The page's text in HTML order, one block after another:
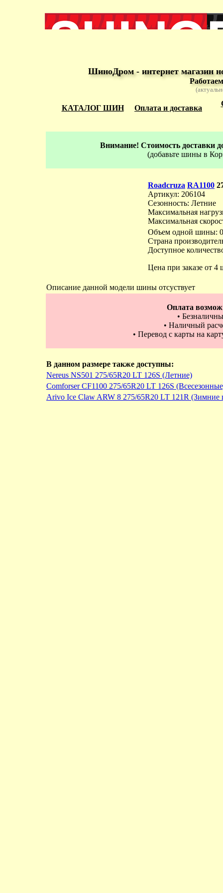
ШиноДром - интернет магазин
КАТАЛОГ ШИН Оплата и доставка
Внимание! Стоимость доставки
(добавьте шины в
Roadcruza RA1100
Артикул: 206104
Сезонность: Летние
Максимальная
Максимальная
Объем одной шины:
Страна
Доступное
Цена при заказе от 4
Описание данной модели шины отсуствует
Оплата
•
• Наличный
• Перевод с карты на
В данном размере также доступны:
Nereus NS501 275/65R20 LT 126S (Летние)
Comforser CF1100 275/65R20 LT 126S
Arivo Ice Claw ARW 8 275/65R20 LT 121R